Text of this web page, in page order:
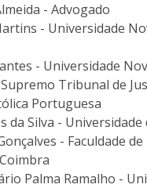
- Advogado
- Universidade
- Universidade
Tribunal de
Portuguesa
da Silva - Universidade
- Faculdade
Palma Ramalho -